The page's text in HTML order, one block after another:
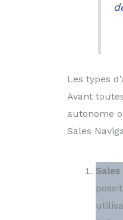
Les types
Avant
autonome
Sales